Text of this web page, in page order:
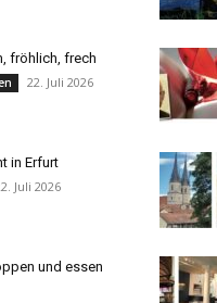
fröhlich, frech
22. Juli 2026
in Erfurt
Juli 2026
und essen